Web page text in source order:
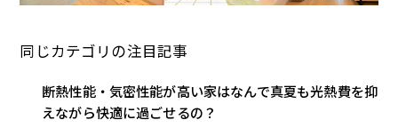
同じカテゴリの注目記事
断熱性能・気密性能が高い家はなんで真夏も光熱費を抑
えながら快適に過ごせるの？